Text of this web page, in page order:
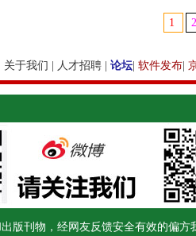
1 2
版刊物，经网友反馈安全有效的偏
关于我们 人才招聘 论坛 软件发布